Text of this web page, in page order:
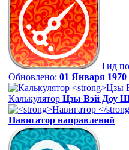
Гид
Обновлено: 01 Января 1970
Калькулятор Цзы Вэй Доу
Навигатор направлений